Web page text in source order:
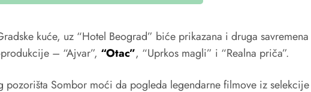
kuće, uz “Hotel Beograd” biće prikazana i druga savremena
– “Ajvar”, “Otac”, “Uprkos magli” i “Realna priča”.
pozorišta Sombor moći da pogleda legendarne filmove iz selekcije